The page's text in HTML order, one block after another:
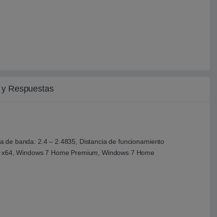
Respuestas
de banda: 2.4 – 2.4835, Distancia de funcionamiento
Windows 7 Home Premium, Windows 7 Home